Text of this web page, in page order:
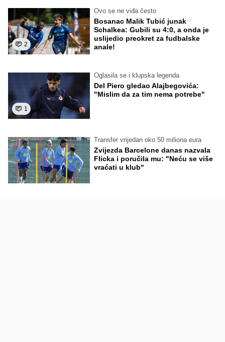
2
Ovo se ne viđa često
Bosanac Malik Tubić junak
Schalkea: Gubili su 4:0, a onda je
uslijedio preokret za fudbalske
anale!
1
Oglasila se i klupska legenda
Del Piero gledao Alajbegovića:
"Mislim da za tim nema potrebe"
Transfer vrijedan oko 50 miliona eura
Zvijezda Barcelone danas nazvala
Flicka i poručila mu: "Neću se više
vraćati u klub"